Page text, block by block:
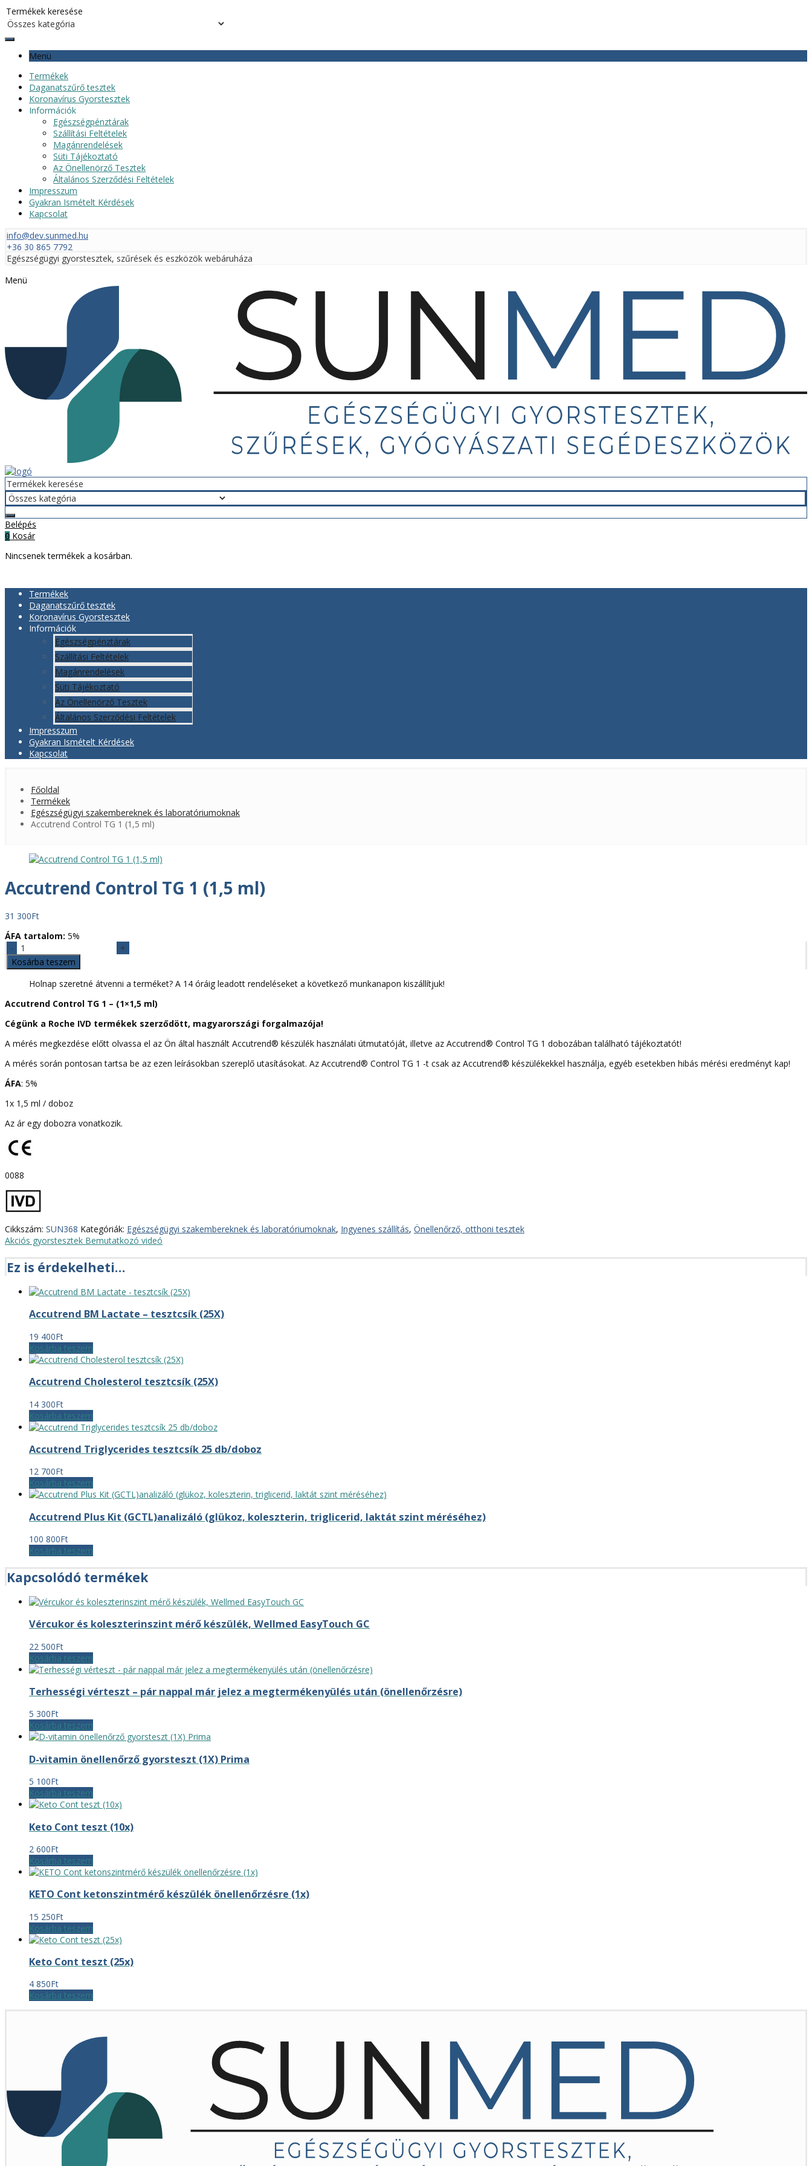
Menü
Termékek
Daganatszűrő tesztek
Koronavírus Gyorstesztek
Információk
Egészségpénztárak
Szállítási Feltételek
Magánrendelések
Süti Tájékoztató
Az Önellenörző Tesztek
Általános Szerződési Feltételek
Impresszum
Gyakran Ismételt Kérdések
Kapcsolat
info@dev.sunmed.hu
+36 30 865 7792
Egészségügyi gyorstesztek, szűrések és eszközök webáruháza
Menü
Belépés
0 Kosár
Nincsenek termékek a kosárban.
Termékek
Daganatszűrő tesztek
Koronavírus Gyorstesztek
Információk
Egészségpénztárak
Szállítási Feltételek
Magánrendelések
Süti Tájékoztató
Az Önellenörző Tesztek
Általános Szerződési Feltételek
Impresszum
Gyakran Ismételt Kérdések
Kapcsolat
Főoldal
Termékek
Egészségügyi szakembereknek és laboratóriumoknak
Accutrend Control TG 1 (1,5 ml)
Accutrend Control TG 1 (1,5 ml)
31 300Ft
ÁFA tartalom: 5%
Accutrend
Control
TG
ml)
Kosárba teszem
Holnap szeretné átvenni a terméket? A 14 óráig leadott rendeléseket a következő munkanapon kiszállítjuk!
Accutrend Control TG 1 – (1×1,5 ml)
Cégünk a Roche IVD termékek szerződött, magyarországi forgalmazója!
A mérés megkezdése előtt olvassa el az Ön által használt Accutrend® készülék használati útmutatóját, illetve az Accutrend® Control TG 1 dobozában található tájékoztatót!
A mérés során pontosan tartsa be az ezen leírásokban szereplő utasításokat. Az Accutrend® Control TG 1 -t csak az Accutrend® készülékekkel használja, egyéb esetekben hibás mérési eredményt kap!
ÁFA: 5%
1x 1,5 ml / doboz
Az ár egy dobozra vonatkozik.
0088
Cikkszám: SUN368 Kategóriák: Egészségügyi szakembereknek és laboratóriumoknak, Ingyenes szállítás, Önellenőrző, otthoni tesztek
Akciós gyorstesztek Bemutatkozó videó
Ez is érdekelheti…
Accutrend BM Lactate – tesztcsík (25X)
19 400Ft
Kosárba teszem
Accutrend Cholesterol tesztcsík (25X)
14 300Ft
Kosárba teszem
Accutrend Triglycerides tesztcsík 25 db/doboz
12 700Ft
Kosárba teszem
Accutrend Plus Kit (GCTL)analizáló (glükoz, koleszterin, triglicerid, laktát szint méréséhez)
100 800Ft
Kosárba teszem
Kapcsolódó termékek
Vércukor és koleszterinszint mérő készülék, Wellmed EasyTouch GC
22 500Ft
Kosárba teszem
Terhességi vérteszt – pár nappal már jelez a megtermékenyülés után (önellenőrzésre)
5 300Ft
Kosárba teszem
D-vitamin önellenőrző gyorsteszt (1X) Prima
5 100Ft
Kosárba teszem
Keto Cont teszt (10x)
2 600Ft
Kosárba teszem
KETO Cont ketonszintmérő készülék önellenőrzésre (1x)
15 250Ft
Kosárba teszem
Keto Cont teszt (25x)
4 850Ft
Kosárba teszem